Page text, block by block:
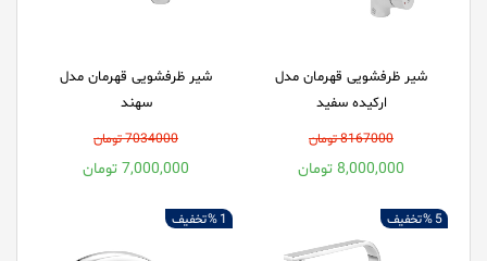
شیر ظرفشویی قهرمان مدل
سهند
7034000 تومان
7,000,000 تومان
شیر ظرفشویی قهرمان مدل
ارکیده سفید
8167000 تومان
8,000,000 تومان
1 % تخفیف 5 % تخفیف